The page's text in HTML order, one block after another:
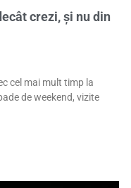
crezi, și nu din
cel mai mult timp la
de weekend, vizite